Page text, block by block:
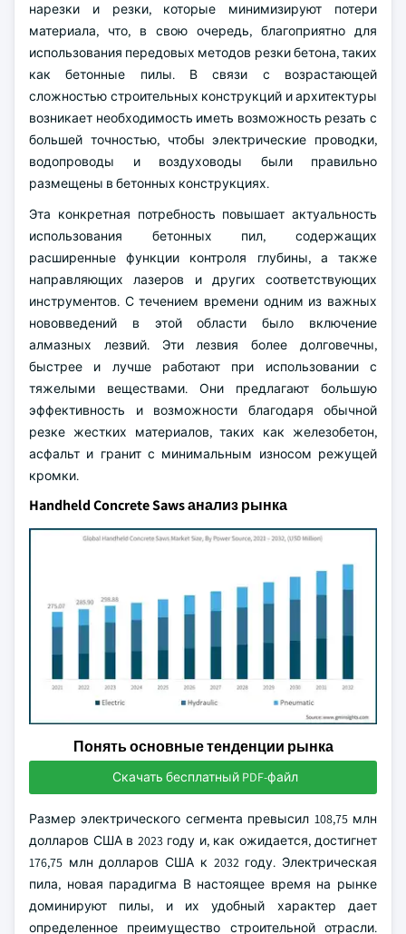
нарезки и резки, которые минимизируют потери
материала, что, в свою очередь, благоприятно для
использования передовых методов резки бетона, таких
как бетонные пилы. В связи с возрастающей
сложностью строительных конструкций и архитектуры
возникает необходимость иметь возможность резать с
большей точностью, чтобы электрические проводки,
водопроводы и воздуховоды были правильно
размещены в бетонных конструкциях.
Эта конкретная потребность повышает актуальность
использования бетонных пил, содержащих
расширенные функции контроля глубины, а также
направляющих лазеров и других соответствующих
инструментов. С течением времени одним из важных
нововведений в этой области было включение
алмазных лезвий. Эти лезвия более долговечны,
быстрее и лучше работают при использовании с
тяжелыми веществами. Они предлагают большую
эффективность и возможности благодаря обычной
резке жестких материалов, таких как железобетон,
асфальт и гранит с минимальным износом режущей
кромки.
Handheld Concrete Saws анализ рынка
Понять основные тенденции рынка
Скачать бесплатный PDF-файл
Размер электрического сегмента превысил 108,75 млн
долларов США в 2023 году и, как ожидается, достигнет
176,75 млн долларов США к 2032 году. Электрическая
пила, новая парадигма В настоящее время на рынке
доминируют пилы, и их удобный характер дает
определенное преимущество строительной отрасли.